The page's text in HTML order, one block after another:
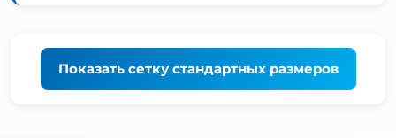
Показатьсетку стандартных размеров